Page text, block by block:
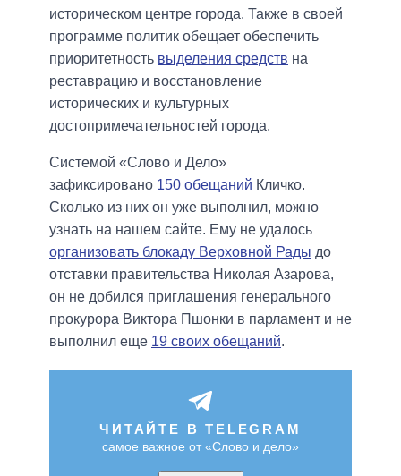
историческом центре города. Также в своей
программе политик обещает обеспечить
приоритетность выделения средств на
реставрацию и восстановление
исторических и культурных
достопримечательностей города.
Системой «Слово и Дело»
зафиксировано 150 обещаний Кличко.
Сколько из них он уже выполнил, можно
узнать на нашем сайте. Ему не удалось
организовать блокаду Верховной Рады до
отставки правительства Николая Азарова,
он не добился приглашения генерального
прокурора Виктора Пшонки в парламент и не
выполнил еще 19 своих обещаний.
ЧИТАЙТЕ В TELEGRAM
самое важное от «Слово и дело»